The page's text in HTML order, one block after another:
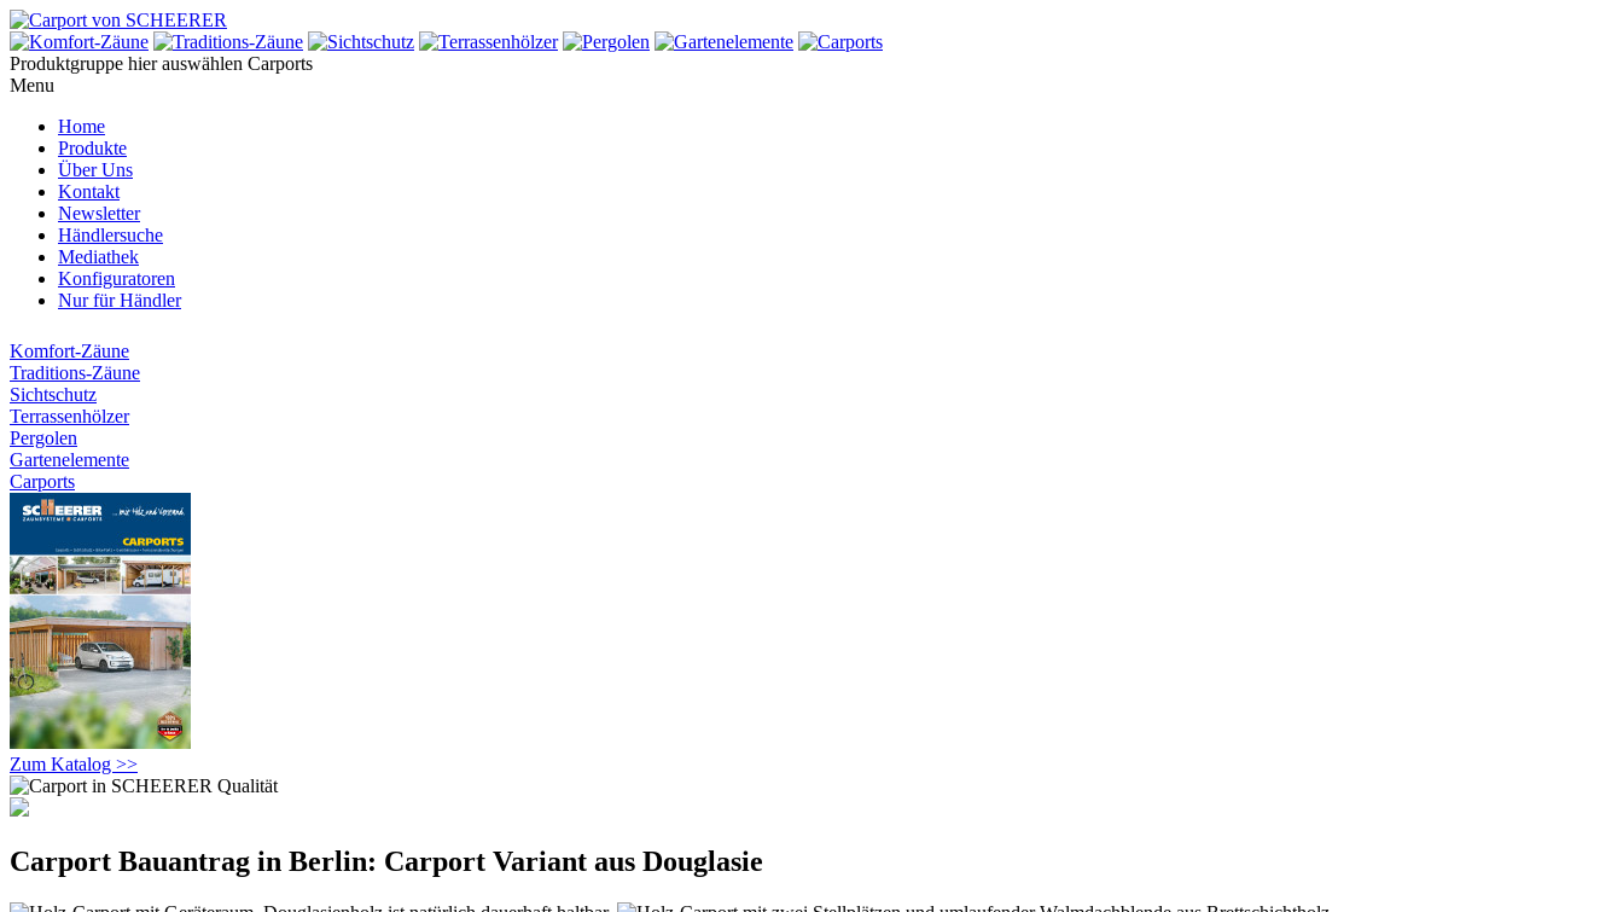
Produktgruppe hier auswählen Carports
Menu
Home
Produkte
Über Uns
Kontakt
Newsletter
Händlersuche
Mediathek
Konfiguratoren
Nur für Händler
Komfort-Zäune
Traditions-Zäune
Sichtschutz
Terrassenhölzer
Pergolen
Gartenelemente
Carports
Zum Katalog >>
Carport Bauantrag in Berlin: Carport Variant aus Douglasie